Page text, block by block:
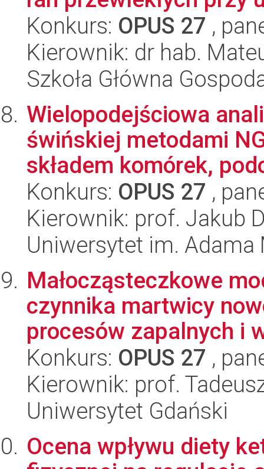
Konkurs: OPUS 27 ,
Kierownik: dr hab.
Szkoła Główna
Wielopodejściowa
świńskiej metodami
składem komórek,
Konkurs: OPUS 27 ,
Kierownik: prof. Jakub
Uniwersytet im.
Małocząsteczkowe
czynnika martwicy
procesów zapalnych i
Konkurs: OPUS 27 ,
Kierownik: prof.
Uniwersytet Gdański
Ocena wpływu diety